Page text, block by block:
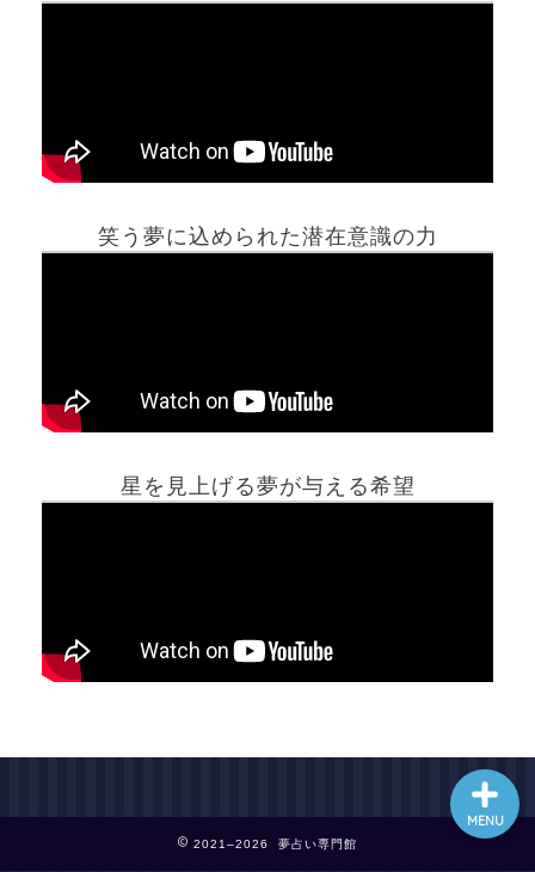
笑う夢に込められた潜在意識の力
星を見上げる夢が与える希望
2021–2026 夢占い専門館
MENU
ホーム
最新記事動画